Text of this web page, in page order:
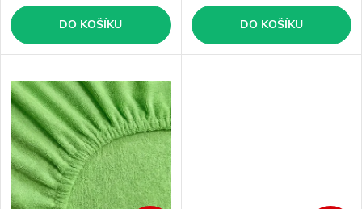
u
k
t
ů
d
u
k
t
ů
DO KOŠÍKU DO KOŠÍKU